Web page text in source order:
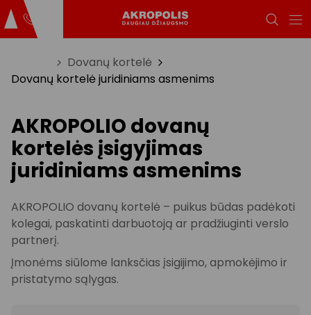
Dovanų kortelė
Dovanų kortelė juridiniams asmenims
AKROPOLIO dovanų
kortelės įsigyjimas
juridiniams asmenims
AKROPOLIO dovanų kortelė – puikus būdas padėkoti
kolegai, paskatinti darbuotoją ar pradžiuginti verslo
partnerį.
Įmonėms siūlome lanksčias įsigijimo, apmokėjimo ir
pristatymo sąlygas.